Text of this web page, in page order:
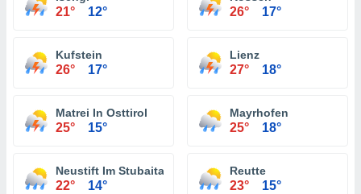
21° 12° 26° 17°
Kufstein
26° 17°
Lienz
27° 18°
Matrei In Osttirol
25° 15°
Mayrhofen
25° 18°
Neustift Im Stubaital
22° 14°
Reutte
23° 15°